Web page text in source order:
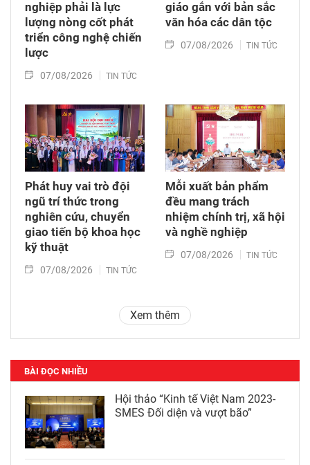
nghiệp phải là lực
lượng nòng cốt phát
triển công nghệ chiến
lược
07/08/2026 TIN TỨC
giáo gắn với bản sắc
văn hóa các dân tộc
07/08/2026 TIN TỨC
Phát huy vai trò đội
ngũ trí thức trong
nghiên cứu, chuyển
giao tiến bộ khoa học
kỹ thuật
07/08/2026 TIN TỨC
Mỗi xuất bản phẩm
đều mang trách
nhiệm chính trị, xã hội
và nghề nghiệp
07/08/2026 TIN TỨC
Xem thêm
BÀI ĐỌC NHIỀU
Hội thảo “Kinh tế Việt Nam 2023-
SMES Đối diện và vượt bão”